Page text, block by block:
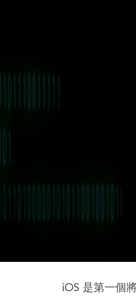
iOS 是第一個